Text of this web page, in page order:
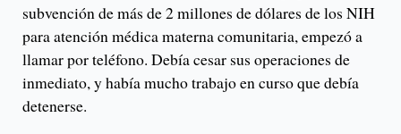
subvención de más de 2 millones de dólares de los NIH
para atención médica materna comunitaria, empezó a
llamar por teléfono. Debía cesar sus operaciones de
inmediato, y había mucho trabajo en curso que debía
detenerse.